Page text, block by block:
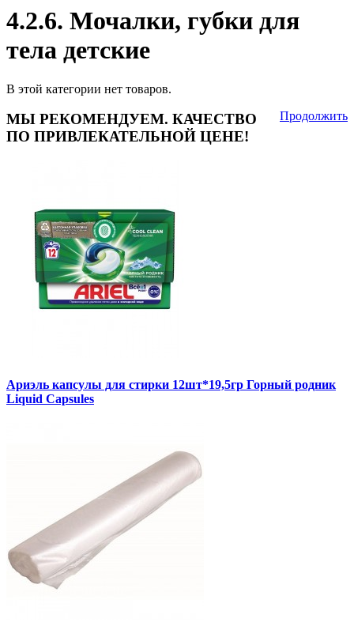
4.2.6. Мочалки, губки для
тела детские
В этой категории нет товаров.
Продолжить
МЫ РЕКОМЕНДУЕМ. КАЧЕСТВО
ПО ПРИВЛЕКАТЕЛЬНОЙ ЦЕНЕ!
Ариэль капсулы для стирки 12шт*19,5гр Горный родник
Liquid Capsules